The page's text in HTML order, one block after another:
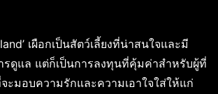
เผือกเป็นสัตว์เลี้ยงที่น่าสนใจและมี
รดูแล แต่ก็เป็นการลงทุนที่คุ้มค่าสำหรับผู้ที่
ะมอบความรักและความเอาใจใส่ให้แก่